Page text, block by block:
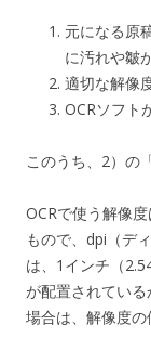
元になる原
に汚れや皺
適切な解像
OCRソフト
このうち、2）の
OCRで使う解像
もので、dpi（デ
は、1インチ（
が配置されてい
場合は、解像度の